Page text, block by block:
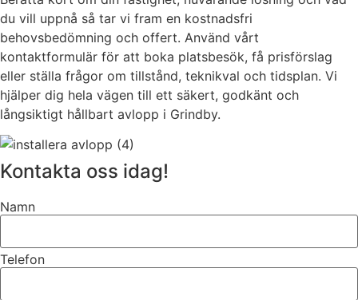
du vill uppnå så tar vi fram en kostnadsfri
behovsbedömning och offert. Använd vårt
kontaktformulär för att boka platsbesök, få prisförslag
eller ställa frågor om tillstånd, teknikval och tidsplan. Vi
hjälper dig hela vägen till ett säkert, godkänt och
långsiktigt hållbart avlopp i Grindby.
Kontakta oss idag!
Namn
Telefon